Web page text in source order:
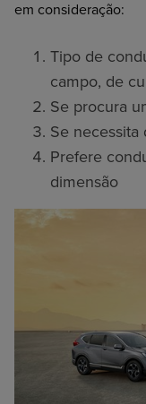
em consideração:
Tipo de
campo, de
Se procura
Se necessita
Prefere
dimensão